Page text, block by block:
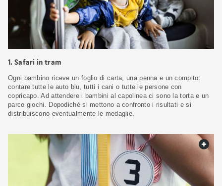
1. Safari in tram
Ogni bambino riceve un foglio di carta, una penna e un compito:
contare tutte le auto blu, tutti i cani o tutte le persone con
copricapo. Ad attendere i bambini al capolinea ci sono la torta e un
parco giochi. Dopodiché si mettono a confronto i risultati e si
distribuiscono eventualmente le medaglie.